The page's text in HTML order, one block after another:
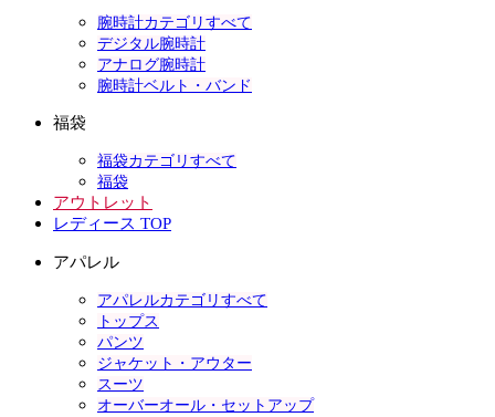
腕時計カテゴリすべて
デジタル腕時計
アナログ腕時計
腕時計ベルト・バンド
福袋
福袋カテゴリすべて
福袋
アウトレット
レディース TOP
アパレル
アパレルカテゴリすべて
トップス
パンツ
ジャケット・アウター
スーツ
オーバーオール・セットアップ